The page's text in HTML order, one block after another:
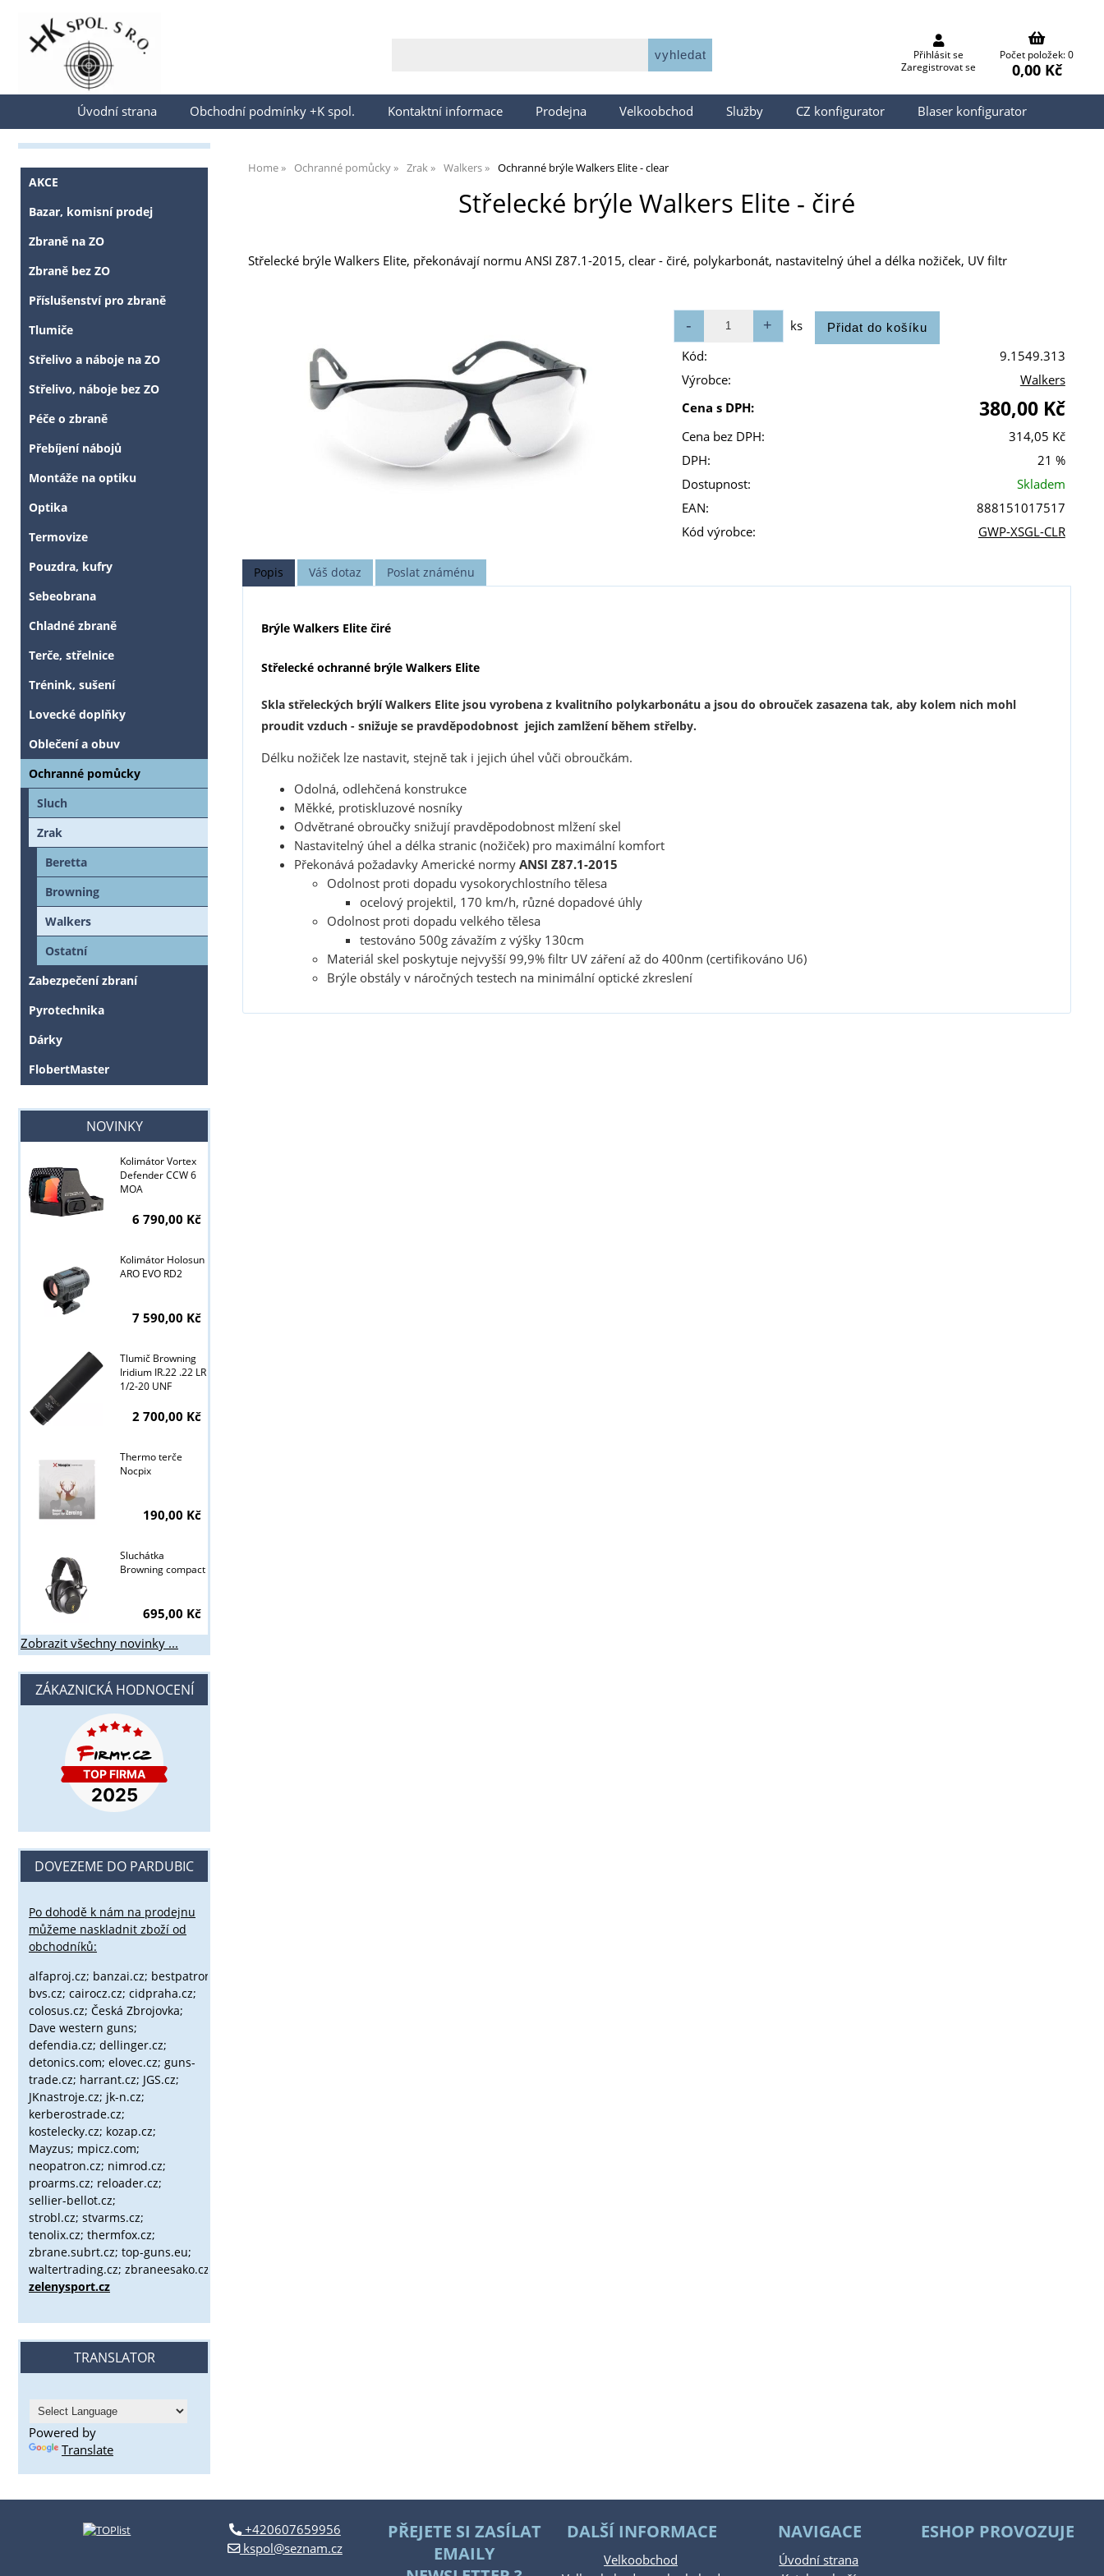
Přihlásit se
Přihlásit se
Zaregistrovat se
Počet položek: 0
0,00 Kč
Úvodní strana Obchodní podmínky +K spol. Kontaktní informace Prodejna Velkoobchod Služby CZ konfigurator Blaser konfigurator
Home Ochranné pomůcky Zrak Walkers Ochranné brýle Walkers Elite - clear
Střelecké brýle Walkers Elite - čiré
Střelecké brýle Walkers Elite, překonávají normu ANSI Z87.1-2015, clear - čiré, polykarbonát, nastavitelný úhel a délka nožiček, UV filtr
ks
Kód:
9.1549.313
Výrobce:
Walkers
Cena s DPH:
380,00 Kč
Cena bez DPH:
314,05 Kč
DPH:
21 %
Dostupnost:
Skladem
EAN:
888151017517
Kód výrobce:
GWP-XSGL-CLR
Popis Váš dotaz Poslat známénu
Brýle Walkers Elite čiré
Střelecké ochranné brýle Walkers Elite
Skla střeleckých brýlí Walkers Elite jsou vyrobena z kvalitního polykarbonátu a jsou do obrouček zasazena tak, aby kolem nich mohl
proudit vzduch - snižuje se pravděpodobnost jejich zamlžení během střelby.
Délku nožiček lze nastavit, stejně tak i jejich úhel vůči obroučkám.
Odolná, odlehčená konstrukce
Měkké, protiskluzové nosníky
Odvětrané obroučky snižují pravděpodobnost mlžení skel
Nastavitelný úhel a délka stranic (nožiček) pro maximální komfort
Překonává požadavky Americké normyANSI Z87.1-2015
Odolnost proti dopadu vysokorychlostního tělesa
ocelový projektil, 170 km/h, různé dopadové úhly
Odolnost proti dopadu velkého tělesa
testováno 500g závažím z výšky 130cm
Materiál skel poskytuje nejvyšší 99,9% filtr UV záření až do 400nm (certifikováno U6)
Brýle obstály v náročných testech na minimální optické zkreslení
AKCE
Bazar, komisní prodej
Zbraně na ZO
Zbraně bez ZO
Příslušenství pro zbraně
Tlumiče
Střelivo a náboje na ZO
Střelivo, náboje bez ZO
Péče o zbraně
Přebíjení nábojů
Montáže na optiku
Optika
Termovize
Pouzdra, kufry
Sebeobrana
Chladné zbraně
Terče, střelnice
Trénink, sušení
Lovecké doplňky
Oblečení a obuv
Ochranné pomůcky
Sluch
Zrak
Beretta
Browning
Walkers
Ostatní
Zabezpečení zbraní
Pyrotechnika
Dárky
FlobertMaster
NOVINKY
Kolimátor Vortex
Defender CCW 6
MOA
6 790,00 Kč
Kolimátor Holosun
ARO EVO RD2
7 590,00 Kč
Tlumič Browning
Iridium IR.22 .22 LR
1/2-20 UNF
2 700,00 Kč
Thermo terče
Nocpix
190,00 Kč
Sluchátka
Browning compact
695,00 Kč
Zobrazit všechny novinky ...
ZÁKAZNICKÁ HODNOCENÍ
DOVEZEME DO PARDUBIC
Po dohodě k nám na prodejnu
můžeme naskladnit zboží od
obchodníků:
alfaproj.cz; banzai.cz; bestpatron.eu;
bvs.cz; cairocz.cz; cidpraha.cz;
colosus.cz; Česká Zbrojovka;
Dave western guns;
defendia.cz; dellinger.cz;
detonics.com; elovec.cz; guns-
trade.cz; harrant.cz; JGS.cz;
JKnastroje.cz; jk-n.cz;
kerberostrade.cz;
kostelecky.cz; kozap.cz;
Mayzus; mpicz.com;
neopatron.cz; nimrod.cz;
proarms.cz; reloader.cz;
sellier-bellot.cz;
strobl.cz; stvarms.cz;
tenolix.cz; thermfox.cz;
zbrane.subrt.cz; top-guns.eu;
waltertrading.cz; zbraneesako.cz;
zelenysport.cz
TRANSLATOR
Powered by
Translate
+420607659956
kspol@seznam.cz
PŘEJETE SI ZASÍLAT
EMAILY
DALŠÍ INFORMACE
Velkoobchod
NAVIGACE
Úvodní strana
ESHOP PROVOZUJE